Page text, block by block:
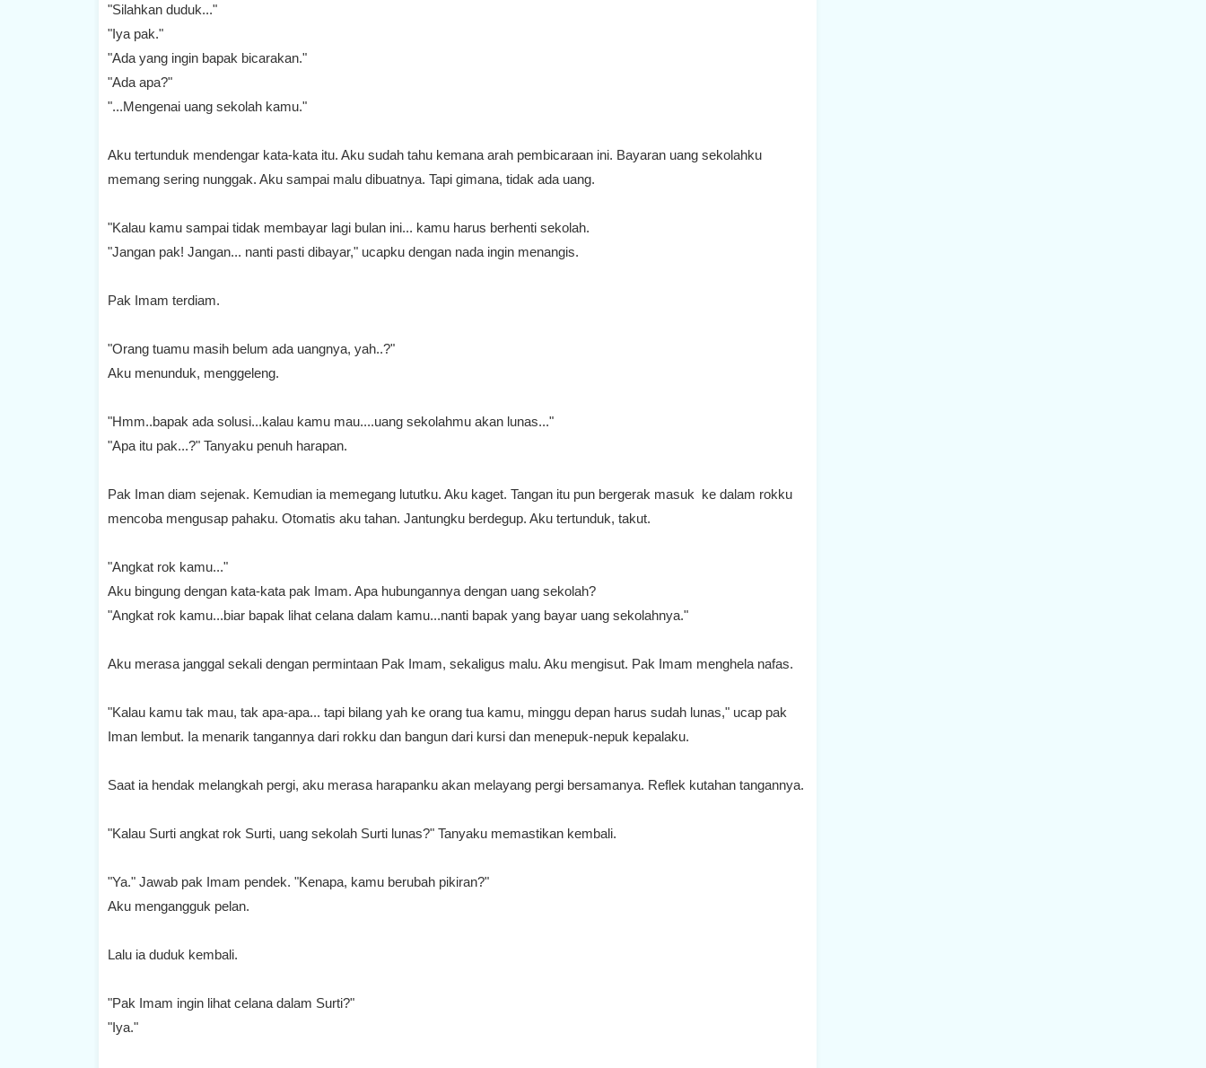
"Silahkan duduk..."
"Iya pak."
"Ada yang ingin bapak bicarakan."
"Ada apa?"
"...Mengenai uang sekolah kamu."
Aku tertunduk mendengar kata-kata itu. Aku sudah tahu kemana arah pembicaraan ini. Bayaran uang sekolahku
memang sering nunggak. Aku sampai malu dibuatnya. Tapi gimana, tidak ada uang.
"Kalau kamu sampai tidak membayar lagi bulan ini... kamu harus berhenti sekolah.
"Jangan pak! Jangan... nanti pasti dibayar," ucapku dengan nada ingin menangis.
Pak Imam terdiam.
"Orang tuamu masih belum ada uangnya, yah..?"
Aku menunduk, menggeleng.
"Hmm..bapak ada solusi...kalau kamu mau....uang sekolahmu akan lunas..."
"Apa itu pak...?" Tanyaku penuh harapan.
Pak Iman diam sejenak. Kemudian ia memegang lututku. Aku kaget. Tangan itu pun bergerak masuk ke dalam rokku
mencoba mengusap pahaku. Otomatis aku tahan. Jantungku berdegup. Aku tertunduk, takut.
"Angkat rok kamu..."
Aku bingung dengan kata-kata pak Imam. Apa hubungannya dengan uang sekolah?
"Angkat rok kamu...biar bapak lihat celana dalam kamu...nanti bapak yang bayar uang sekolahnya."
Aku merasa janggal sekali dengan permintaan Pak Imam, sekaligus malu. Aku mengisut. Pak Imam menghela nafas.
"Kalau kamu tak mau, tak apa-apa... tapi bilang yah ke orang tua kamu, minggu depan harus sudah lunas," ucap pak
Iman lembut. Ia menarik tangannya dari rokku dan bangun dari kursi dan menepuk-nepuk kepalaku.
Saat ia hendak melangkah pergi, aku merasa harapanku akan melayang pergi bersamanya. Reflek kutahan tangannya.
"Kalau Surti angkat rok Surti, uang sekolah Surti lunas?" Tanyaku memastikan kembali.
"Ya." Jawab pak Imam pendek. "Kenapa, kamu berubah pikiran?"
Aku mengangguk pelan.
Lalu ia duduk kembali.
"Pak Imam ingin lihat celana dalam Surti?"
"Iya."